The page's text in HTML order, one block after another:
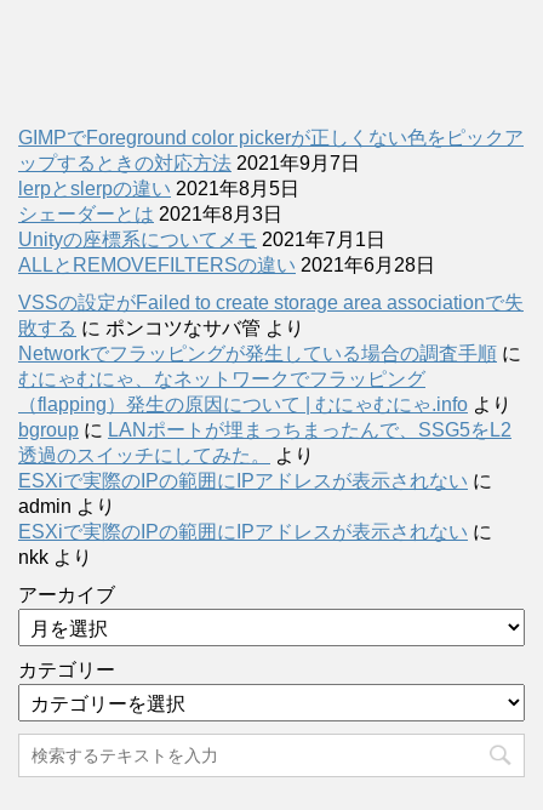
GIMPでForeground color pickerが正しくない色をピックア
ップするときの対応方法 2021年9月7日
lerpとslerpの違い 2021年8月5日
シェーダーとは 2021年8月3日
Unityの座標系についてメモ 2021年7月1日
ALLとREMOVEFILTERSの違い 2021年6月28日
VSSの設定がFailed to create storage area associationで失
敗する に ポンコツなサバ管 より
Networkでフラッピングが発生している場合の調査手順 に
むにゃむにゃ、なネットワークでフラッピング
（flapping）発生の原因について | むにゃむにゃ.info より
bgroup に LANポートが埋まっちまったんで、SSG5をL2
透過のスイッチにしてみた。
より
ESXiで実際のIPの範囲にIPアドレスが表示されない に
admin より
ESXiで実際のIPの範囲にIPアドレスが表示されない に
nkk より
アーカイブ
カテゴリー